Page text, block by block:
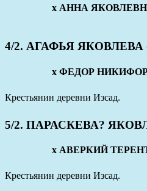
х АННА ЯКОВЛЕВНА
4/2. АГАФЬЯ ЯКОВЛЕВА
x ФЕДОР
Крестьянин деревни Изсад.
5/2. ПАРАСКЕВА?
x АВЕРКИЙ
Крестьянин деревни Изсад.